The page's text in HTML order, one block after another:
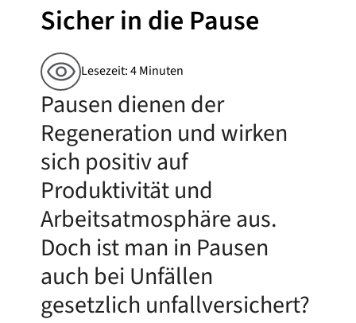
Sicher in die Pause
Lesezeit: 4 Minuten
Pausen dienen der
Regeneration und wirken
sich positiv auf
Produktivität und
Arbeitsatmosphäre aus.
Doch ist man in Pausen
auch bei Unfällen
gesetzlich unfallversichert?